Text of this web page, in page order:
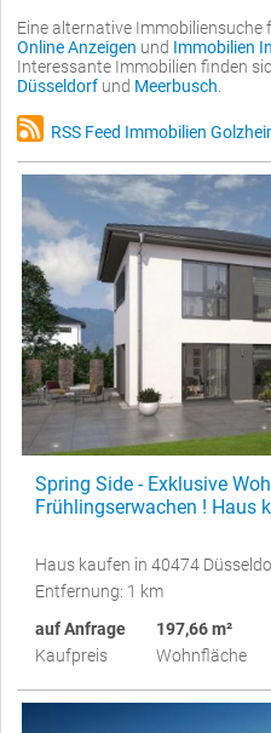
Eine alternative Immobiliensuche
Online Anzeigen und Immobilien
Interessante Immobilien finden
Düsseldorf und Meerbusch
RSS Feed Immobilien
Spring Side - Exklusive
Frühlingserwachen ! Haus
Haus kaufen in 40474
Entfernung: 1 km
auf Anfrage
Kaufpreis
197,66 m²
Wohnfläche